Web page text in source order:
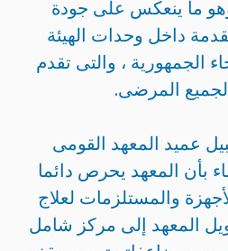
وهو ما ينعكس على جودة
داخل وحدات الهيئة
الجمهورية ، والتى تقدم
لجميع المرضى.
عميد المعهد القومى
بأن المعهد يحرص دائما
والمستلزمات لعلاج
المعهد إلى مركز شامل